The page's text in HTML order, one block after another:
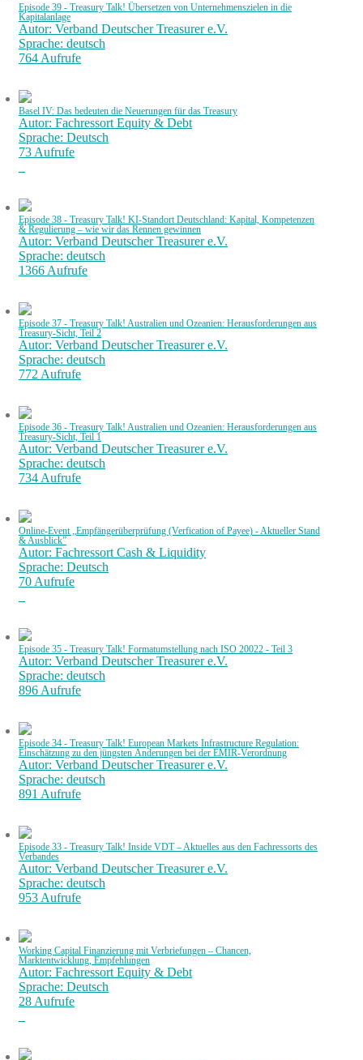
Episode 39 - Treasury Talk! Übersetzen von Unternehmenszielen in die
Kapitalanlage
Autor: Verband Deutscher Treasurer e.V.
Sprache: deutsch
764 Aufrufe
Basel IV: Das bedeuten die Neuerungen für das Treasury
Autor: Fachressort Equity & Debt
Sprache: Deutsch
73 Aufrufe
Episode 38 - Treasury Talk! KI-Standort Deutschland: Kapital, Kompetenzen
& Regulierung – wie wir das Rennen gewinnen
Autor: Verband Deutscher Treasurer e.V.
Sprache: deutsch
1366 Aufrufe
Episode 37 - Treasury Talk! Australien und Ozeanien: Herausforderungen aus
Treasury-Sicht, Teil 2
Autor: Verband Deutscher Treasurer e.V.
Sprache: deutsch
772 Aufrufe
Episode 36 - Treasury Talk! Australien und Ozeanien: Herausforderungen aus
Treasury-Sicht, Teil 1
Autor: Verband Deutscher Treasurer e.V.
Sprache: deutsch
734 Aufrufe
Online-Event „Empfängerüberprüfung (Verfication of Payee) - Aktueller Stand
& Ausblick”
Autor: Fachressort Cash & Liquidity
Sprache: Deutsch
70 Aufrufe
Episode 35 - Treasury Talk! Formatumstellung nach ISO 20022 - Teil 3
Autor: Verband Deutscher Treasurer e.V.
Sprache: deutsch
896 Aufrufe
Episode 34 - Treasury Talk! European Markets Infrastructure Regulation:
Einschätzung zu den jüngsten Änderungen bei der EMIR-Verordnung
Autor: Verband Deutscher Treasurer e.V.
Sprache: deutsch
891 Aufrufe
Episode 33 - Treasury Talk! Inside VDT – Aktuelles aus den Fachressorts des
Verbandes
Autor: Verband Deutscher Treasurer e.V.
Sprache: deutsch
953 Aufrufe
Working Capital Finanzierung mit Verbriefungen – Chancen,
Marktentwicklung, Empfehlungen
Autor: Fachressort Equity & Debt
Sprache: Deutsch
28 Aufrufe